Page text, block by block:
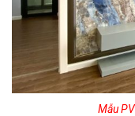
Mẫu